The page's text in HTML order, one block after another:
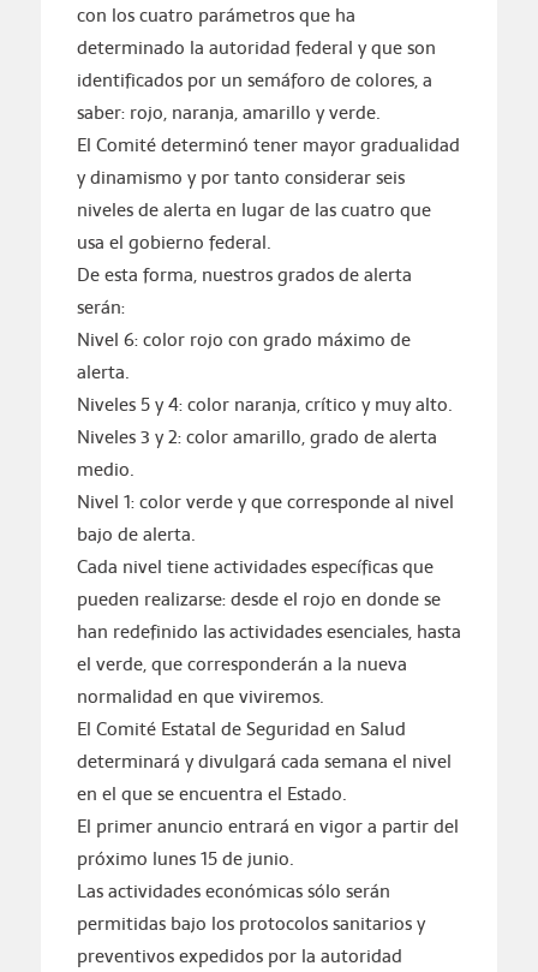
con los cuatro parámetros que ha
determinado la autoridad federal y que son
identificados por un semáforo de colores, a
saber: rojo, naranja, amarillo y verde.
El Comité determinó tener mayor gradualidad
y dinamismo y por tanto considerar seis
niveles de alerta en lugar de las cuatro que
usa el gobierno federal.
De esta forma, nuestros grados de alerta
serán:
Nivel 6: color rojo con grado máximo de
alerta.
Niveles 5 y 4: color naranja, crítico y muy alto.
Niveles 3 y 2: color amarillo, grado de alerta
medio.
Nivel 1: color verde y que corresponde al nivel
bajo de alerta.
Cada nivel tiene actividades específicas que
pueden realizarse: desde el rojo en donde se
han redefinido las actividades esenciales, hasta
el verde, que corresponderán a la nueva
normalidad en que viviremos.
El Comité Estatal de Seguridad en Salud
determinará y divulgará cada semana el nivel
en el que se encuentra el Estado.
El primer anuncio entrará en vigor a partir del
próximo lunes 15 de junio.
Las actividades económicas sólo serán
permitidas bajo los protocolos sanitarios y
preventivos expedidos por la autoridad